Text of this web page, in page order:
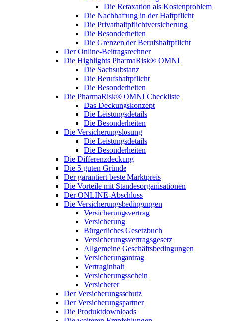
Die Retaxation als Kostenproblem
Die Nachhaftung in der Haftpflicht
Die Privathaftpflichtversicherung
Die Besonderheiten
Die Grenzen der Berufshaftpflicht
Der Online-Beitragsrechner
Die Highlights PharmaRisk® OMNI
Die Sachsubstanz
Die Berufshaftpflicht
Die Besonderheiten
Die PharmaRisk® OMNI Checkliste
Das Deckungskonzept
Die Leistungsdetails
Die Besonderheiten
Die Versicherungslösung
Die Leistungsdetails
Die Besonderheiten
Die Differenzdeckung
Die 5 guten Gründe
Der garantiert beste Marktpreis
Die Vorteile mit Standesorganisationen
Der ONLINE-Abschluss
Die Versicherungsbedingungen
Versicherungsvertrag
Versicherung
Bürgerliches Gesetzbuch
Versicherungsvertragsgesetz
Allgemeine Geschäftsbedingungen
Versicherungantrag
Vertraginhalt
Versicherungsschein
Versicherer
Der Versicherungsschutz
Der Versicherungspartner
Die Produktdownloads